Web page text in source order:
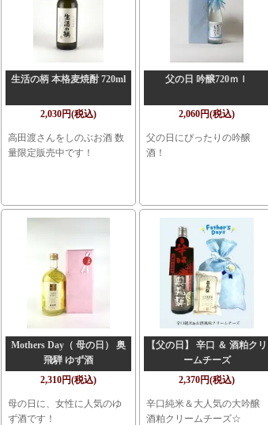
生活の柄 本格麦焼酎 720ml
2,030円(税込)
高田渡さんをしのぶお酒 数
量限定販売中です！
父の日 吟醸720ｍｌ
2,060円(税込)
父の日にぴったりの吟醸
酒！
Mothers Day（ 母の日） 奥
飛騨 ゆず酒
2,310円(税込)
母の日に、女性に人気のゆ
ず酒です！
【父の日】 辛口 ＆ 酒粕クリ
ームチーズ
2,370円(税込)
辛口純米＆大人気の大吟醸
酒粕クリームチーズ☆